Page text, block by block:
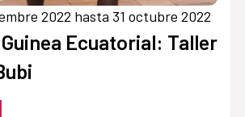
2022 hasta 31 octubre 2022
Ecuatorial: Taller